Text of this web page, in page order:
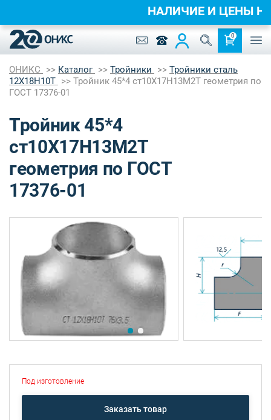
0
ОНИКС Каталог Тройники
Тройники сталь
12Х18Н10Т
Тройник 45*4 ст10Х17Н13М2Т геометрия по
ГОСТ 17376-01
Тройник 45*4
ст10Х17Н13М2Т
геометрия по ГОСТ
17376-01
Под изготовление
Заказать товар
НАЛИЧИЕ И